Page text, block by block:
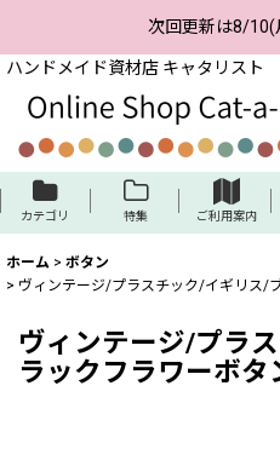
次回更新は8/
ハンドメイド資材店 キャタリスト
カテゴリ 特集 ご利用案内
ホーム > ボタン
> ヴィンテージ/プラスチック/イギリス/
ヴィンテージ/プラ
ラックフラワーボタ